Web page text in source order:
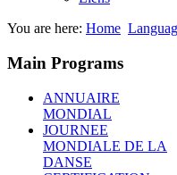
You are here: Home
Main Programs
ANNUAIRE
MONDIAL
JOURNEE
MONDIALE DE LA
DANSE